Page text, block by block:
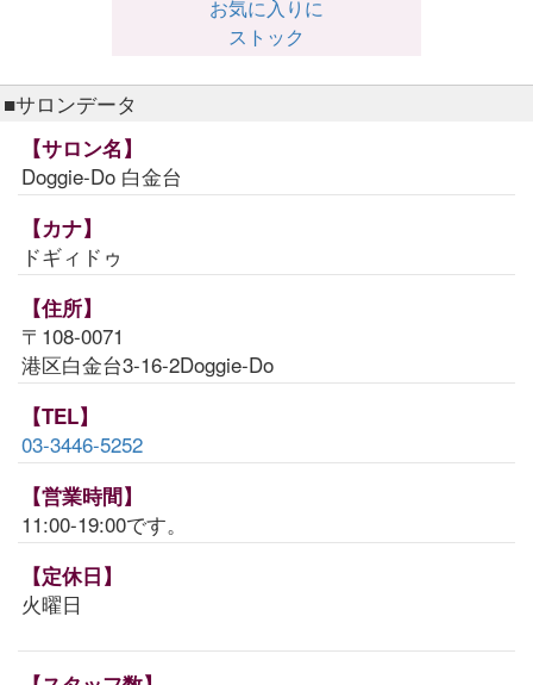
お気に入りに
ストック
■サロンデータ
【サロン名】
Doggie-Do 白金台
【カナ】
ドギィドゥ
【住所】
〒108-0071
港区白金台3-16-2Doggie-Do
【TEL】
03-3446-5252
【営業時間】
11:00-19:00です。
【定休日】
火曜日